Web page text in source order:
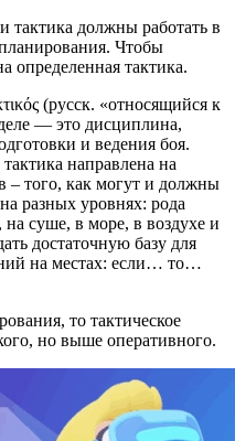
тактика должны работать в
Чтобы
определенная тактика.
(русск. «относящийся к
— это дисциплина,
и ведения боя.
направлена на
– того, как могут и должны
разных уровнях: рода
на суше, в море, в воздухе и
достаточную базу для
на местах: если… то…
то тактическое
но выше оперативного.